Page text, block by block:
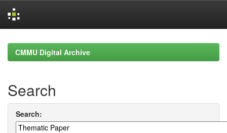
navigationCMMU Digital Archive
Search
Search: